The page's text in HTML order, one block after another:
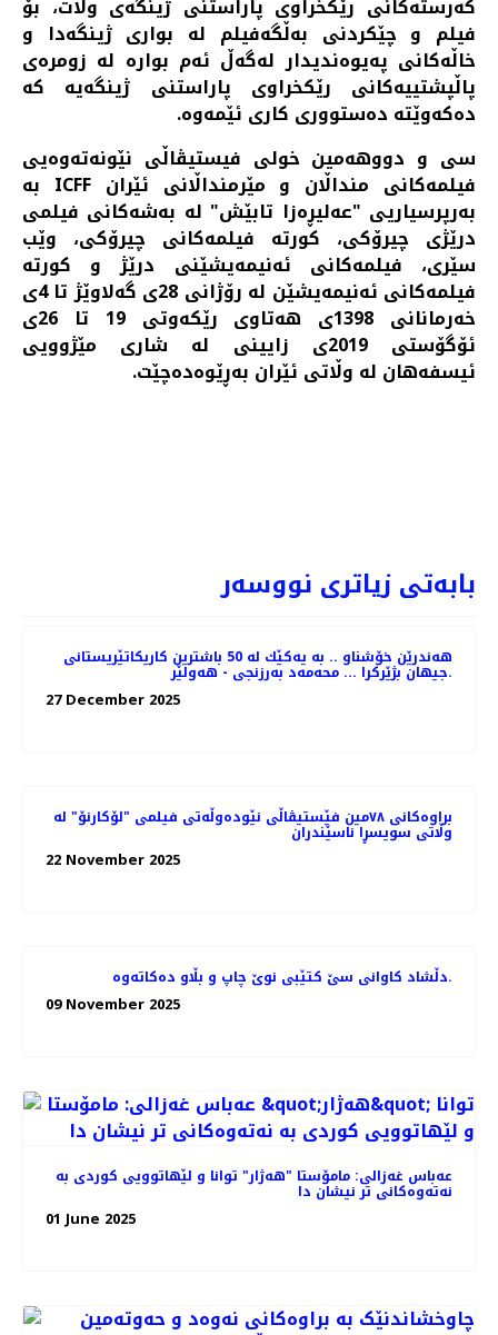
که‌رسته‌کانی رێکخراوی پاراستنی ژینگه‌ی وڵات، بۆ
فیلم و چێکردنی به‌ڵگه‌فیلم له‌ بواری ژینگه‌دا و
خاڵه‌کانی په‌یوه‌ندیدار له‌گه‌ڵ ئه‌م بواره‌ له‌ زومره‌ی
پاڵپشتییه‌کانی رێکخراوی پاراستنی ژینگه‌یه‌ که‌
ده‌که‌وێته‌ ده‌ستووری کاری ئێمه‌وه‌.
سی و دووهەمین خولی فیستیڤاڵی نێونه‌ته‌وه‌یی
فیلمه‌کانی منداڵان و مێرمنداڵانی ئێران ICFF بە
بەرپرسیاریی "عەلیڕەزا تابێش" له‌ به‌شه‌کانی فیلمی
درێژی چیرۆکی، کورته‌ فیلمه‌کانی چیرۆکی، وێب
سێری، فیلمه‌کانی ئه‌نیمه‌یشێنی درێژ و کورته‌
فیلمه‌کانی ئه‌نیمه‌یشێن لە رۆژانی 28ی گه‌لاوێژ تا 4ی
خه‌رمانانی 1398ی هه‌تاوی رێکه‌وتی 19 تا 26ی
ئۆگۆستی 2019ی زایینی لە شاری مێژوویی
ئیسفەهان لە وڵاتی ئێران بەڕێوەدەچێت.
بابەتی زیاتری نووسەر
هه‌ندرێن خۆشناو .. به‌ یه‌كێك له‌ 50 باشترین كاریكاتێریستانی
جیهان بژێركرا ... محه‌مه‌د به‌رزنجی - هه‌ولێر.
27 December 2025
براوه‌کانی ٧٨مین فێستیڤاڵی نێوده‌وڵه‌تی فیلمی "لۆکارنۆ" له
وڵاتی سویسڕا ناسێندران
22 November 2025
دڵشاد کاوانى سێ کتێبى نوێ چاپ و بڵاو دەکاتەوە.
09 November 2025
عەباس غەزالی: مامۆستا "هەژار" توانا و لێهاتوویی کوردی به
نەتەوەکانی تر نیشان دا
01 June 2025